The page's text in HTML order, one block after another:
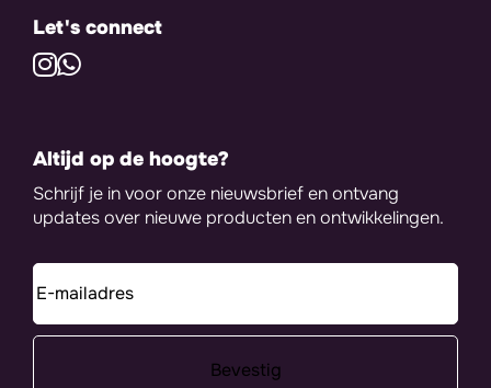
Let's connect
Altijd op de hoogte?
Schrijf je in voor onze nieuwsbrief en ontvang
updates over nieuwe producten en ontwikkelingen.